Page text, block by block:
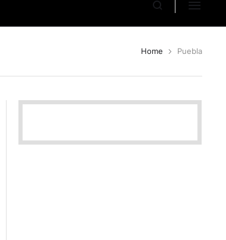
Home Puebla